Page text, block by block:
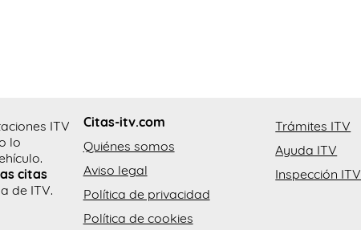
ITV
lo
citas
de ITV.
Citas-itv.com
Quiénes somos
Aviso legal
Política de privacidad
Política de cookies
Trámites ITV
Ayuda ITV
Inspección ITV